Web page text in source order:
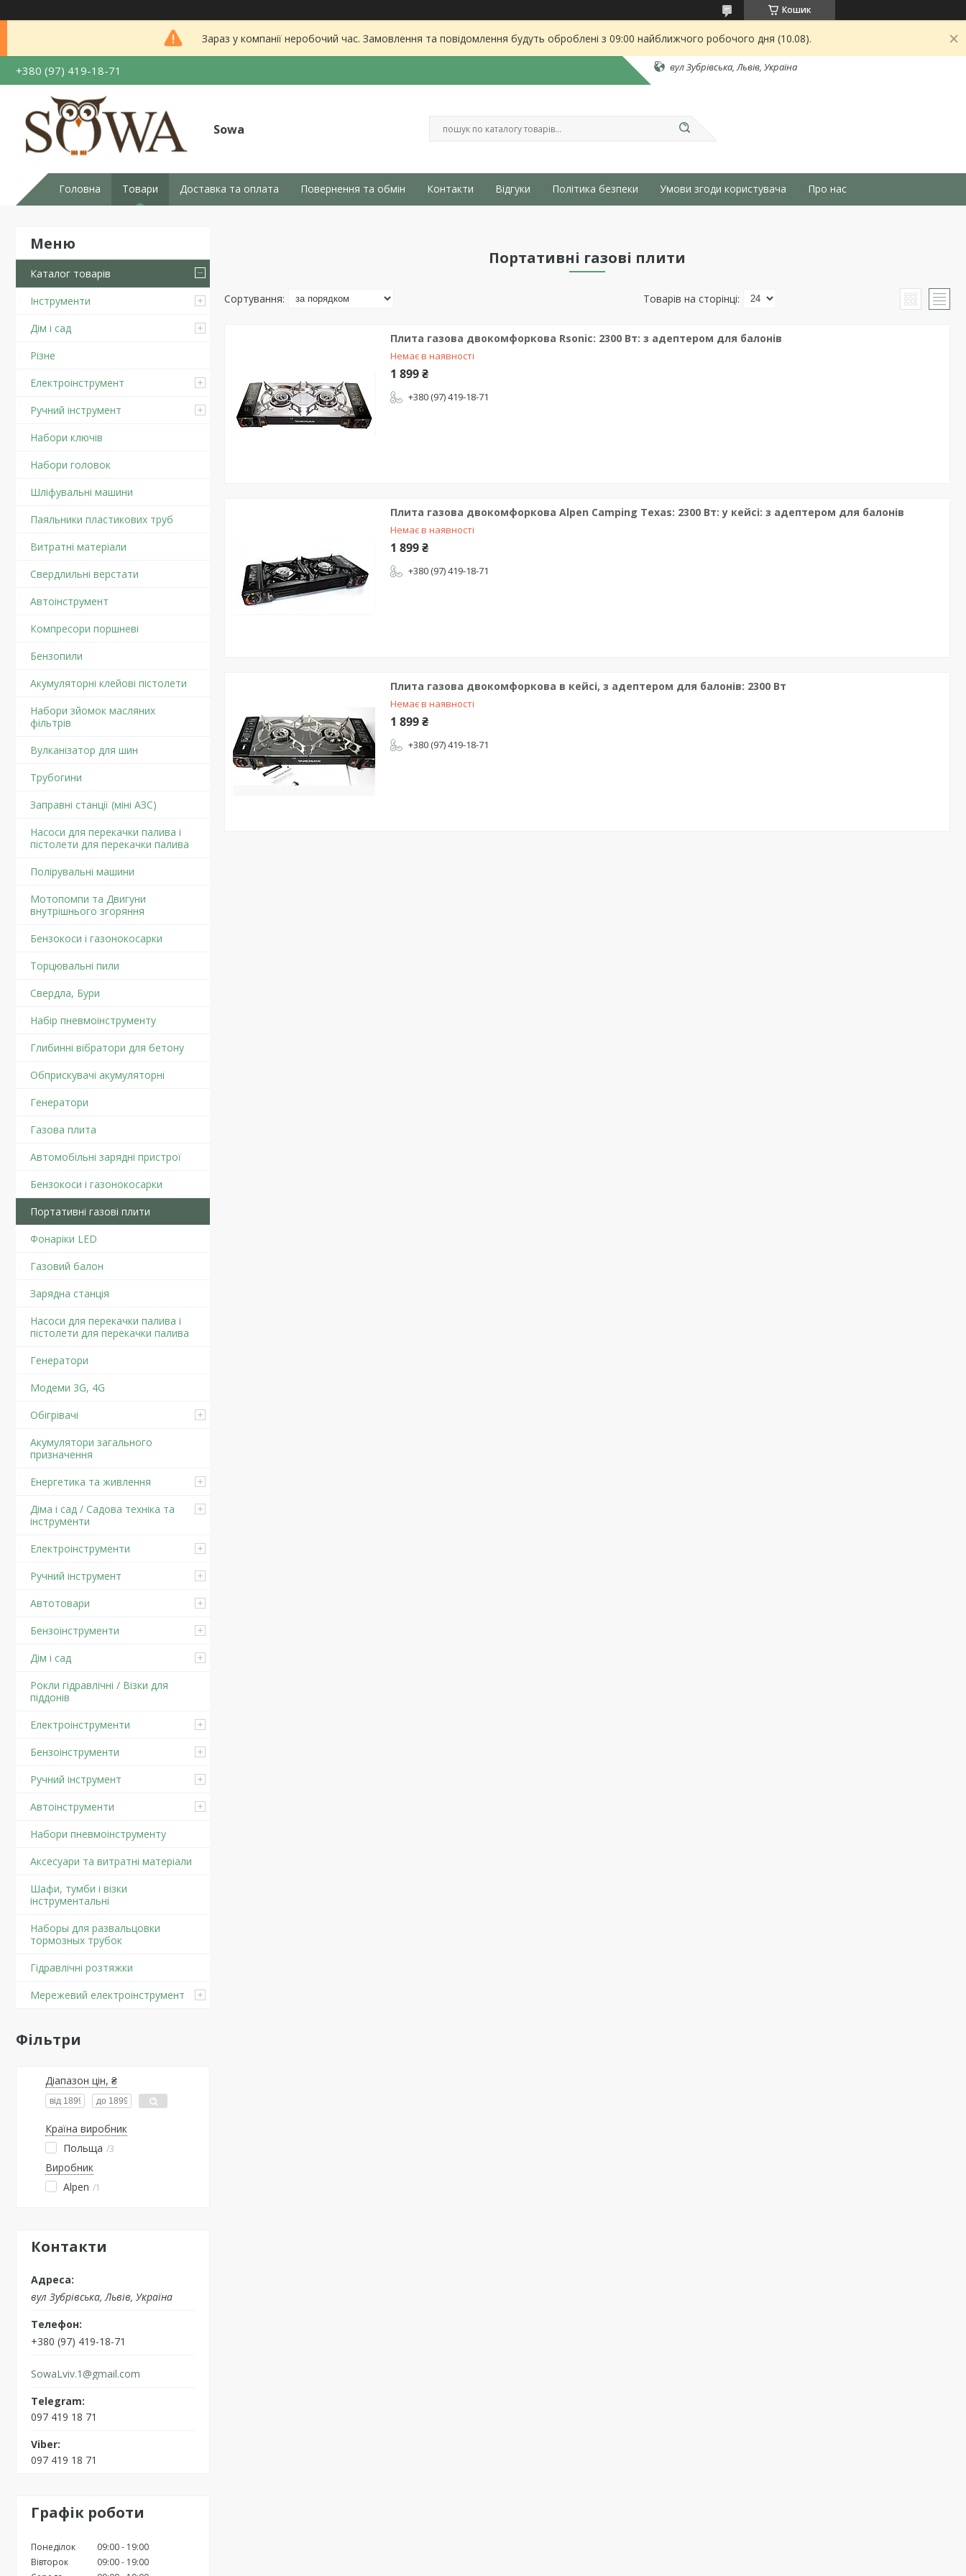
Кошик
Зараз у компанії неробочий час. Замовлення та повідомлення будуть оброблені з 09:00 найближчого робочого дня (10.08).
+380 (97) 419-18-71 вул Зубрівська, Львів, Україна
Sowa
Головна Товари Доставка та оплата Повернення та обмін Контакти Відгуки Політика безпеки Умови згоди користувача Про нас
Каталог товарів
Інструменти
Дім і сад
Різне
Електроінструмент
Ручний інструмент
Набори ключів
Набори головок
Шліфувальні машини
Паяльники пластикових труб
Витратні матеріали
Свердлильні верстати
Автоінструмент
Компресори поршневі
Бензопили
Акумуляторні клейові пістолети
Набори зйомок масляних
фільтрів
Вулканізатор для шин
Трубогини
Заправні станції (міні АЗС)
Насоси для перекачки палива і
пістолети для перекачки палива
Полірувальні машини
Мотопомпи та Двигуни
внутрішнього згоряння
Бензокоси і газонокосарки
Торцювальні пили
Свердла, Бури
Набір пневмоінструменту
Глибинні вібратори для бетону
Обприскувачі акумуляторні
Генератори
Газова плита
Автомобільні зарядні пристрої
Бензокоси і газонокосарки
Портативні газові плити
Фонаріки LED
Газовий балон
Зарядна станція
Насоси для перекачки палива і
пістолети для перекачки палива
Генератори
Модеми 3G, 4G
Обігрівачі
Акумулятори загального
призначення
Енергетика та живлення
Діма і сад / Садова техніка та
інструменти
Електроінструменти
Ручний інструмент
Автотовари
Бензоінструменти
Дім і сад
Рокли гідравлічні / Візки для
піддонів
Електроінструменти
Бензоінструменти
Ручний інструмент
Автоінструменти
Набори пневмоінструменту
Аксесуари та витратні матеріали
Шафи, тумби і візки
інструментальні
Наборы для развальцовки
тормозных трубок
Гідравлічні розтяжки
Мережевий електроінструмент
Фільтри
Діапазон цін, ₴
Країна виробник
Польща 3
Виробник
Alpen
1
Контакти
вул Зубрівська, Львів, Україна
+380 (97) 419-18-71
SowaLviv.1@gmail.com
097 419 18 71
097 419 18 71
Графік роботи
Понеділок 09:00
19:00
Вівторок
09:00
19:00
Портативні газові плити
Плита газова двокомфоркова Rsonic: 2300 Вт: з адептером для балонів
Немає в наявності
1 899 ₴
+380 (97) 419-18-71
Плита газова двокомфоркова Alpen Camping Texas: 2300 Вт: у кейсі: з адептером для балонів
Немає в наявності
1 899 ₴
+380 (97) 419-18-71
Плита газова двокомфоркова в кейсі, з адептером для балонів: 2300 Вт
Немає в наявності
1 899 ₴
+380 (97) 419-18-71